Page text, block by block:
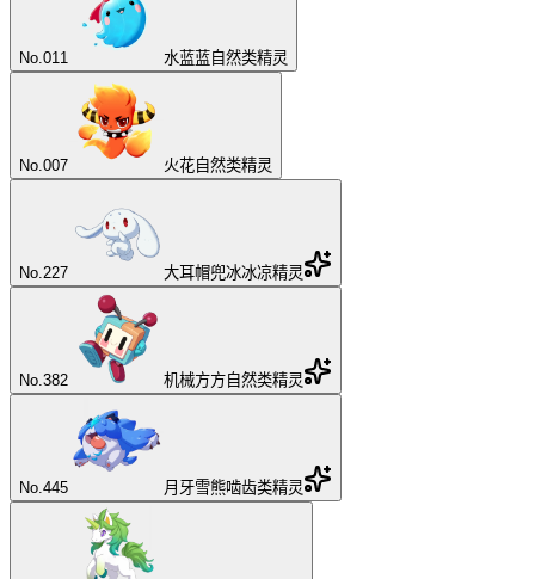
No. 011 水蓝蓝自然类精灵
No. 007 火花自然类精灵
No. 227 大耳帽兜冰冰凉精灵
No. 382 机械方方自然类精灵
No. 445 月牙雪熊啮齿类精灵